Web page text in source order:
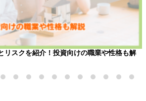
リスクを紹介！投資向けの職業や性格も解